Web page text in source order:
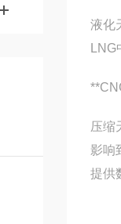
液化
压缩
影响
提供